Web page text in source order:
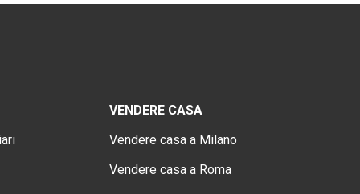
VENDERE CASA
Vendere casa a Milano
Vendere casa a Roma